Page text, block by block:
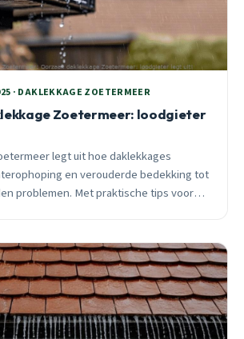
· DAKLEKKAGE ZOETERMEER
Zoetermeer: loodgieter
legt uit hoe daklekkages
en verouderde bedekking tot
problemen. Met praktische tips voor